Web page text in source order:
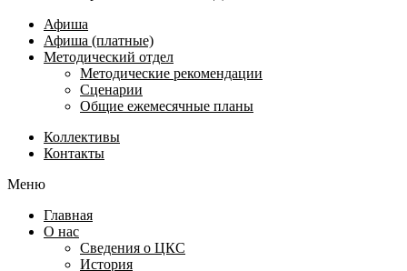
Афиша
Афиша (платные)
Методический отдел
Методические рекомендации
Сценарии
Общие ежемесячные планы
Коллективы
Контакты
Меню
Главная
О нас
Сведения о ЦКС
История